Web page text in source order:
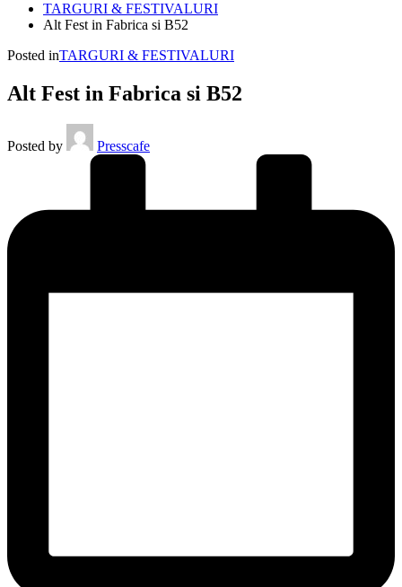
TARGURI & FESTIVALURI
Alt Fest in Fabrica si B52
Posted inTARGURI & FESTIVALURI
Alt Fest in Fabrica si B52
Posted by Presscafe